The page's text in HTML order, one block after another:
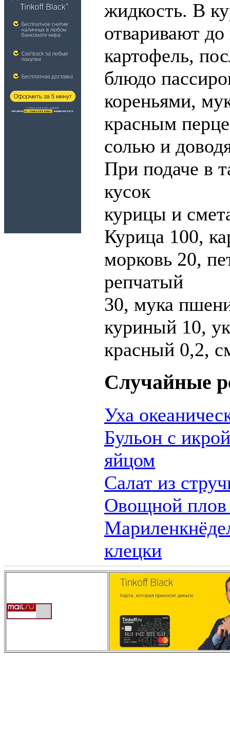
жидкость. В
отваривают
картофель,
блюдо
кореньями,
красным
солью и
При подаче в
кусок
курицы и
Курица 100,
морковь 20,
репчатый
30, мука
куриный 10,
красный 0,2,
Случайные
Уха
Бульон с
яйцом
Салат из
Овощной плов
клецки